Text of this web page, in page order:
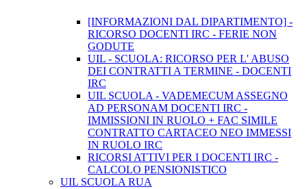
[INFORMAZIONI DAL DIPARTIMENTO] -
RICORSO DOCENTI IRC - FERIE NON
GODUTE
UIL - SCUOLA: RICORSO PER L' ABUSO
DEI CONTRATTI A TERMINE - DOCENTI
IRC
UIL SCUOLA - VADEMECUM ASSEGNO
AD PERSONAM DOCENTI IRC -
IMMISSIONI IN RUOLO + FAC SIMILE
CONTRATTO CARTACEO NEO IMMESSI
IN RUOLO IRC
RICORSI ATTIVI PER I DOCENTI IRC -
CALCOLO PENSIONISTICO
UIL SCUOLA RUA